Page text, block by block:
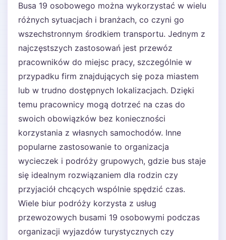
Busa 19 osobowego można wykorzystać w wielu
różnych sytuacjach i branżach, co czyni go
wszechstronnym środkiem transportu. Jednym z
najczęstszych zastosowań jest przewóz
pracowników do miejsc pracy, szczególnie w
przypadku firm znajdujących się poza miastem
lub w trudno dostępnych lokalizacjach. Dzięki
temu pracownicy mogą dotrzeć na czas do
swoich obowiązków bez konieczności
korzystania z własnych samochodów. Inne
popularne zastosowanie to organizacja
wycieczek i podróży grupowych, gdzie bus staje
się idealnym rozwiązaniem dla rodzin czy
przyjaciół chcących wspólnie spędzić czas.
Wiele biur podróży korzysta z usług
przewozowych busami 19 osobowymi podczas
organizacji wyjazdów turystycznych czy